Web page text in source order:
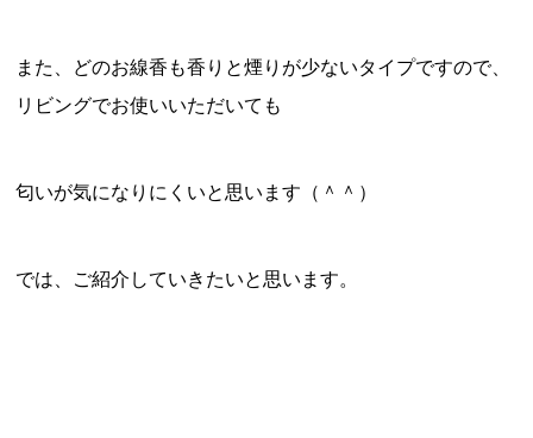
また、どのお線香も香りと煙りが少ないタイプですので、
リビングでお使いいただいても
匂いが気になりにくいと思います（＾＾）
では、ご紹介していきたいと思います。